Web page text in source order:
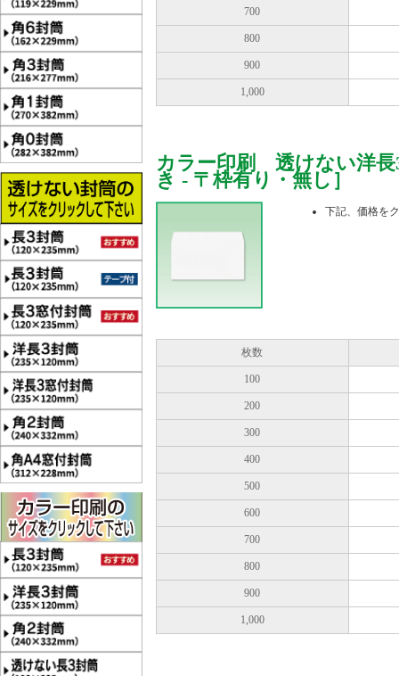
700
800
900
1,000
カラー印刷 透けない洋
き - 〒枠有り・無し］
下記、価格を
枚数
100
200
300
400
500
600
700
800
900
1,000